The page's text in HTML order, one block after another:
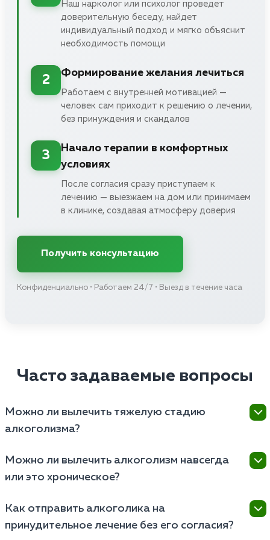
Наш нарколог или психолог проведет
доверительную беседу, найдет
индивидуальный подход и мягко объяснит
необходимость помощи
2
Формирование желания лечиться
Работаем с внутренней мотивацией —
человек сам приходит к решению о лечении,
без принуждения и скандалов
3
Начало терапии в комфортных
условиях
После согласия сразу приступаем к
лечению — выезжаем на дом или принимаем
в клинике, создавая атмосферу доверия
Получить консультацию
Конфиденциально • Работаем 24/7 • Выезд в течение часа
Часто задаваемые вопросы
Можно ли вылечить тяжелую стадию
алкоголизма?
глубокой деградацией личности и органическими
поражениями мозга и других органов. Лечение
рискованным процессом, который требует
стационарного наблюдения и интенсивной терапии.
Можно ли вылечить алкоголизм навсегда
или это хроническое?
заболеванием, поэтому полностью «вылечить» его
(вернуть умение пить умеренно) невозможно, но
Как отправить алкоголика на
принудительное лечение без его согласия?